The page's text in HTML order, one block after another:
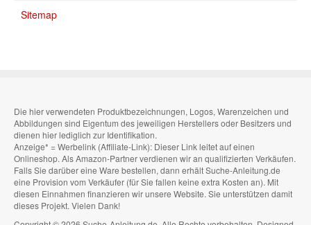
Sitemap
Die hier verwendeten Produktbezeichnungen, Logos, Warenzeichen und
Abbildungen sind Eigentum des jeweiligen Herstellers oder Besitzers und
dienen hier lediglich zur Identifikation.
Anzeige* = Werbelink (Affiliate-Link): Dieser Link leitet auf einen
Onlineshop. Als Amazon-Partner verdienen wir an qualifizierten Verkäufen.
Falls Sie darüber eine Ware bestellen, dann erhält Suche-Anleitung.de
eine Provision vom Verkäufer (für Sie fallen keine extra Kosten an). Mit
diesen Einnahmen finanzieren wir unsere Website. Sie unterstützen damit
dieses Projekt. Vielen Dank!